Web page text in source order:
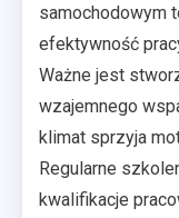
samochodowym
efektywność
Ważne jest
wzajemnego
klimat sprzyja
Regularne
kwalifikacje